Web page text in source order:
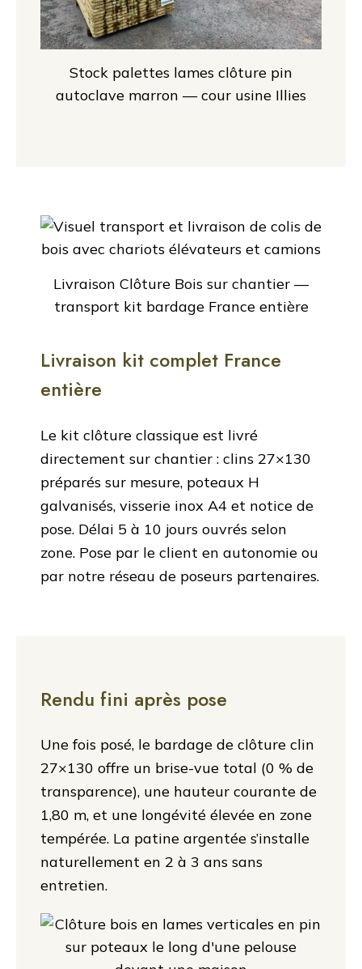
Stock palettes lames clôture pin
autoclave marron — cour usine Illies
Livraison Clôture Bois sur chantier —
transport kit bardage France entière
Livraison kit complet France
entière
Le kit clôture classique est livré
directement sur chantier : clins 27×130
préparés sur mesure, poteaux H
galvanisés, visserie inox A4 et notice de
pose. Délai 5 à 10 jours ouvrés selon
zone. Pose par le client en autonomie ou
par notre réseau de poseurs partenaires.
Rendu fini après pose
Une fois posé, le bardage de clôture clin
27×130 offre un brise-vue total (0 % de
transparence), une hauteur courante de
1,80 m, et une longévité élevée en zone
tempérée. La patine argentée s’installe
naturellement en 2 à 3 ans sans
entretien.